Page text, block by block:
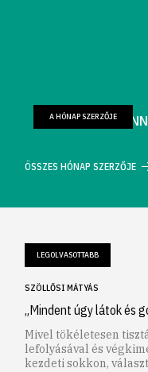
FARKAS
A HÓNAP SZERZŐJE
ÖSSZES HÓNAP SZERZŐJE
LEGOLVASOTTABB
SZÖLLŐSI MÁTYÁS
„Mindent úgy látok és
Mivel tökéletesen
lefolyásával és
kezdeti sokkon,